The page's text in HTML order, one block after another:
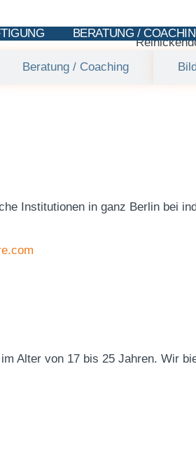
BERATUNG /
Beratung / Coaching
Institutionen in ganz Berlin bei
Alter von 17 bis 25 Jahren. Wir